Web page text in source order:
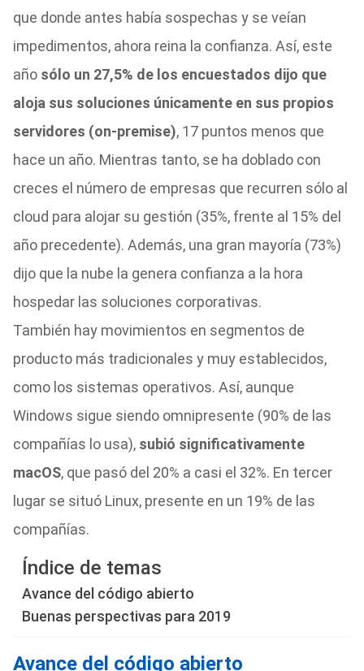
que donde antes había sospechas y se veían
impedimentos, ahora reina la confianza. Así, este
año sólo un 27,5% de los encuestados dijo que
aloja sus soluciones únicamente en sus propios
servidores (on-premise), 17 puntos menos que
hace un año. Mientras tanto, se ha doblado con
creces el número de empresas que recurren sólo al
cloud para alojar su gestión (35%, frente al 15% del
año precedente). Además, una gran mayoría (73%)
dijo que la nube la genera confianza a la hora
hospedar las soluciones corporativas.
También hay movimientos en segmentos de
producto más tradicionales y muy establecidos,
como los sistemas operativos. Así, aunque
Windows sigue siendo omnipresente (90% de las
compañías lo usa), subió significativamente
macOS, que pasó del 20% a casi el 32%. En tercer
lugar se situó Linux, presente en un 19% de las
compañías.
Índice de temas
Avance del código abierto
Buenas perspectivas para 2019
Avance del código abierto